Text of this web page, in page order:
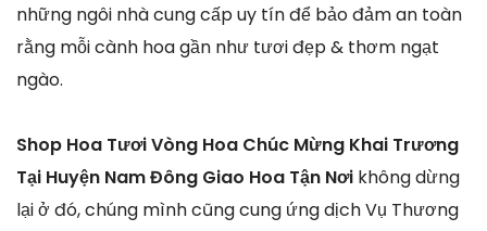
những ngôi nhà cung cấp uy tín để bảo đảm an toàn
rằng mỗi cành hoa gần như tươi đẹp & thơm ngạt
ngào.
Shop Hoa Tươi Vòng Hoa Chúc Mừng Khai Trương
Tại Huyện Nam Đông Giao Hoa Tận Nơi không dừng
lại ở đó, chúng mình cũng cung ứng dịch Vụ Thương